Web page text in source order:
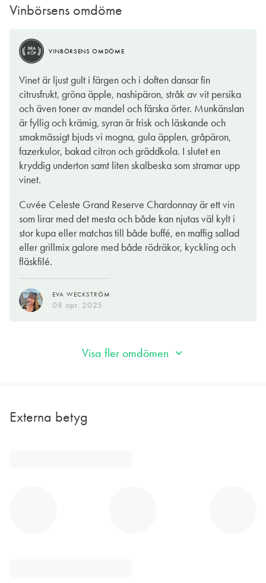
Vinbörsens omdöme
BRA
KÖP
VINBÖRSENS OMDÖME
Vinet är ljust gult i färgen och i doften dansar fin
citrusfrukt, gröna äpple, nashipäron, stråk av vit persika
och även toner av mandel och färska örter. Munkänslan
är fyllig och krämig, syran är frisk och läskande och
smakmässigt bjuds vi mogna, gula äpplen, gråpäron,
fazerkulor, bakad citron och gräddkola. I slutet en
kryddig underton samt liten skalbeska som stramar upp
vinet.
Cuvée Celeste Grand Reserve Chardonnay är ett vin
som lirar med det mesta och både kan njutas väl kylt i
stor kupa eller matchas till både buffé, en maffig sallad
eller grillmix galore med både rödräkor, kyckling och
fläskfilé.
EVA WECKSTRÖM
08 apr. 2025
TIPS VINBÖRSENS OMDÖME
världen kanske mest populärs druva – Chardonnay. Vinet har
en vacker ljusgul färg och är friskt med fruktig smak med inslag
av framförallt päron men även gula plommon, citrus och en
touch av fat. Många tänker på smöriga, robusta viner med
mycket ekfat när det gäller Chardonnay viner, men trenden går
mot friskare och fräschare viner som i det här fallet.
I den ädla drycken Champagne ingår nästan alltid druvan
Chardonnay. De andra druvorna som får förekomma i en äkta
Champagne är Pinot noir och Menuier. Själv är jag väldigt
förtjust i Champagne som endast innehåller druvan
Chardonnay, som då kallas Blanc de Blanc.
flesta fräscha rätter med fisk och skaldjur. Men även
kycklingsallad eller grillad laxkotlett. Jag tror att en sparris
SUZANNE RIBBINGVisa fler omdömen
Externa betyg